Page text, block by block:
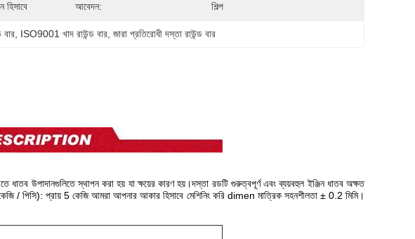
আবেদন: শিল্প
ISO9001 খাদ রাউন্ড বার , জারা প্রতিরোধী দস্তা রাউন্ড বার
ধাতব উপাদানগুলিতে স্থাপন করা হয় যা ক্ষয়ের কারণ হয়।দস্তা রডটি গুরুত্বপূর্ণ এবং ব্যয়বহুল ইঞ্জিন ধাতব অক্ষত
/ পিসি): প্রায় 5 কেজি আমরা আপনার আকার হিসাবে মেশিনিং করি dimen মাত্রিক সহনশীলতা ± 0.2 মিমি।